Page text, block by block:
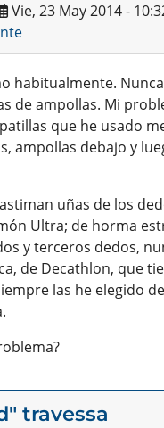
Vie, 23 May 2014 -
habitualmente.
de ampollas. Mi
que he usado
ampollas debajo y
uñas de los
Ultra; de horma
y terceros dedos,
de Decathlon, que
las he elegido
travessa